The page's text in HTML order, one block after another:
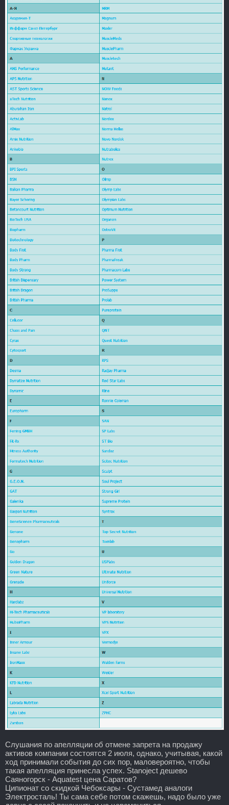
Слушания по апелляции об отмене запрета на продажу
активов компании состоятся 2 июля, однако, учитывая, какой
ход принимали события до сих пор, маловероятно, чтобы
такая апелляция принесла успех. Stanoject дешево
Саяногорск - Aquatest цена Саратов?
Ципионат со скидкой Чебоксары - Сустамед аналоги
Электросталь! Ты сама себе потом скажешь, надо было уже